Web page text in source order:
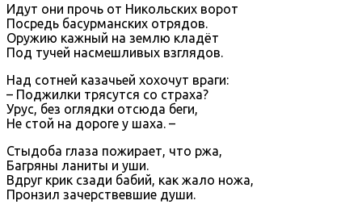
Идут они прочь от Никольских ворот
Посредь басурманских отрядов.
Оружию кажный на землю кладёт
Под тучей насмешливых взглядов.
Над сотней казачьей хохочут враги:
– Поджилки трясутся со страха?
Урус, без оглядки отсюда беги,
Не стой на дороге у шаха. –
Стыдоба глаза пожирает, что ржа,
Багряны ланиты и уши.
Вдруг крик сзади бабий, как жало ножа,
Пронзил зачерствевшие души.